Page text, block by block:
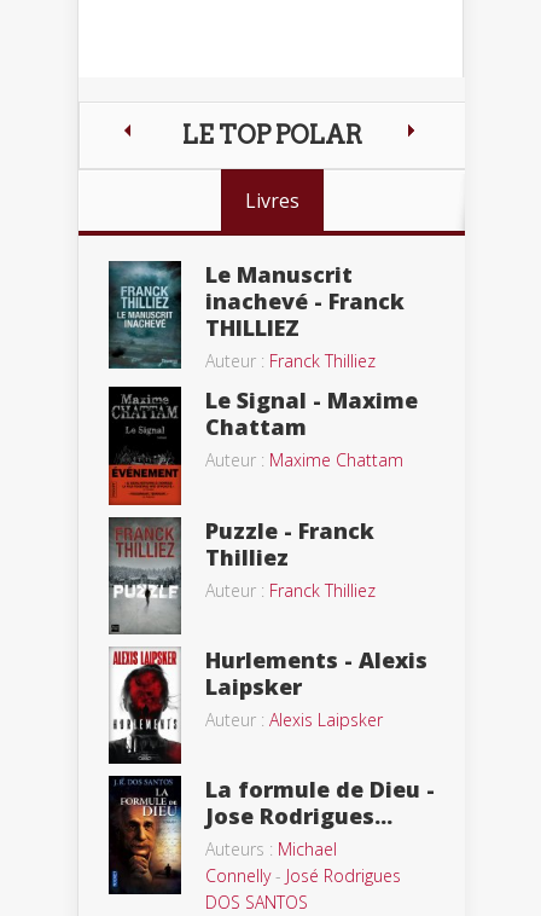
LE TOP POLAR
Livres
Le Manuscrit
inachevé - Franck
THILLIEZ
Auteur : Franck Thilliez
Le Signal - Maxime
Chattam
Auteur : Maxime Chattam
Puzzle - Franck
Thilliez
Auteur : Franck Thilliez
Hurlements - Alexis
Laipsker
Auteur : Alexis Laipsker
La formule de Dieu -
Jose Rodrigues...
Auteurs : Michael
Connelly- José Rodrigues
DOS SANTOS